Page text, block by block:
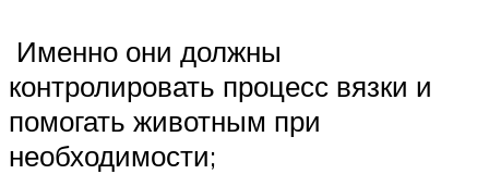
Именно они должны
контролировать процесс вязки и
помогать животным при
необходимости;